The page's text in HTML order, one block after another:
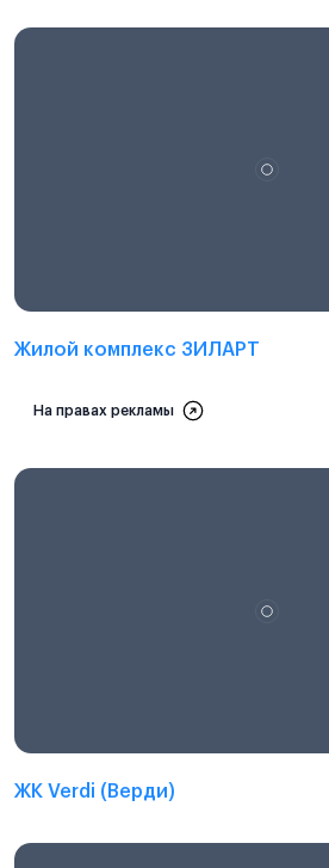
Жилой комплекс ЗИЛАРТ
На правах рекламы
ЖК Verdi (Верди)